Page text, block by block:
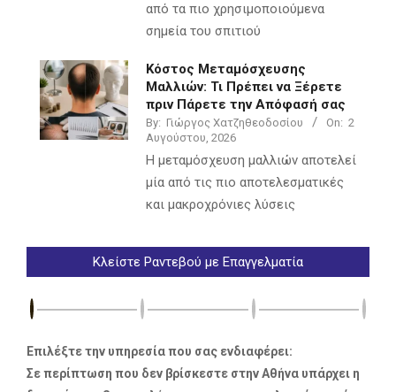
από τα πιο χρησιμοποιούμενα
σημεία του σπιτιού
Κόστος Μεταμόσχευσης
Μαλλιών: Τι Πρέπει να Ξέρετε
πριν Πάρετε την Απόφασή σας
By: Γιώργος Χατζηθεοδοσίου On: 2
Αυγούστου, 2026
Η μεταμόσχευση μαλλιών αποτελεί
μία από τις πιο αποτελεσματικές
και μακροχρόνιες λύσεις
Κλείστε Ραντεβού με Επαγγελματία
Επιλέξτε την υπηρεσία που σας ενδιαφέρει:
Σε περίπτωση που δεν βρίσκεστε στην Αθήνα υπάρχει η